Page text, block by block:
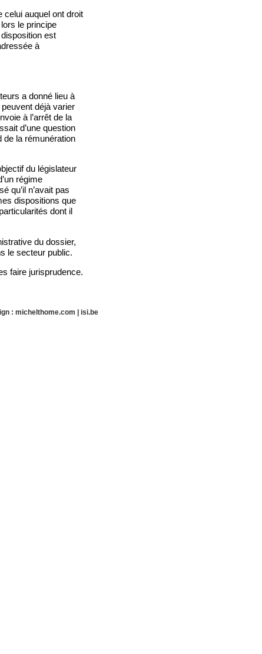
celui auquel ont droit
le principe
est
à
a donné lieu à
déjà varier
à l’arrêt de la
d’une question
de la rémunération
du législateur
régime
qu’il n’avait pas
dispositions que
dont il
du dossier,
le secteur public.
faire jurisprudence.
: michelthome.com | isi.be